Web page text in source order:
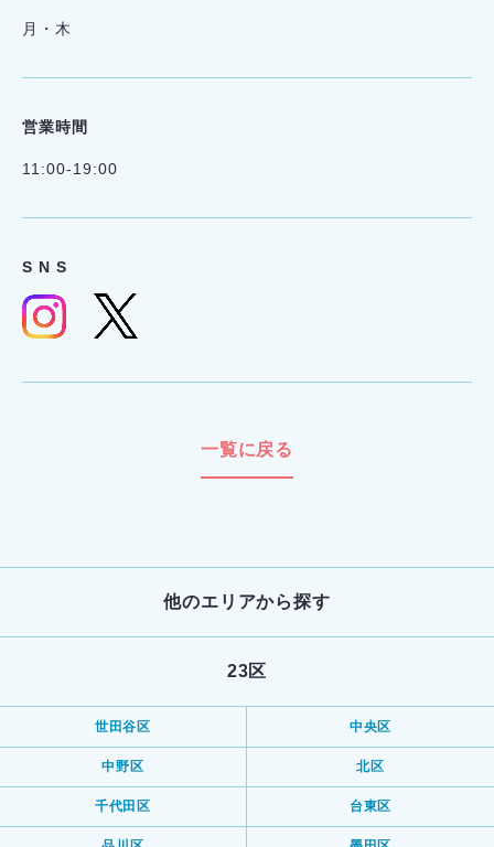
月・木
営業時間
11:00-19:00
S N S
一覧に戻る
他のエリアから探す
23区
世田谷区 中央区
中野区 北区
千代田区 台東区